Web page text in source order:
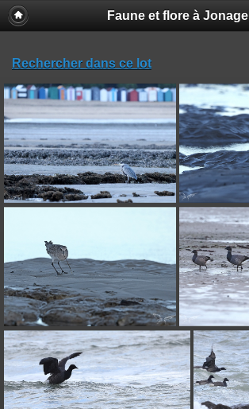
Faune et flore à Jonage
Rechercher dans ce lot